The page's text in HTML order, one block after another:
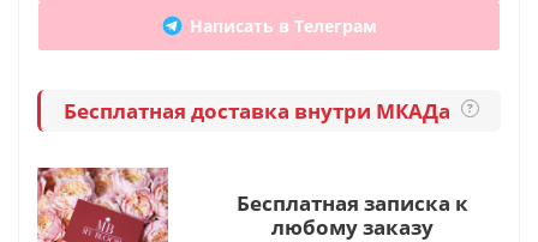
Написать в Телеграм
Бесплатная доставка внутри МКАДа ?
Бесплатная записка к
любому заказу